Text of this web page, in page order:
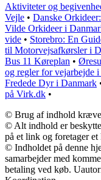
Aktiviteter og
Vejle • Danske
Vilde Orkideer i
vide • Storebro: En
til Motorvejsafkørsler i
Bus 11 Køreplan •
og regler for vejarbejde
Fredede Dyr i Danmark
på Virk.dk •
© Brug af indhold
© Alt indhold er
på et link og foretager
© Indholdet på denne
samarbejder med
betaling ved køb.